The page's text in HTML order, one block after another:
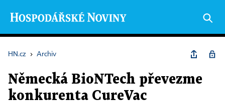
HN.cz › Archiv
Německá BioNTech převezme
konkurenta CureVac